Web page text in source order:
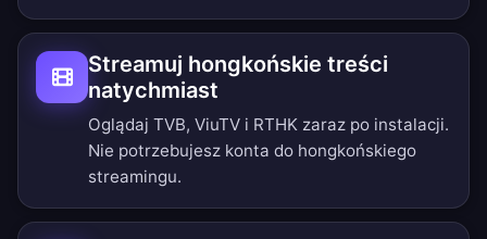
Streamuj hongkońskie treści
natychmiast
Oglądaj TVB, ViuTV i RTHK zaraz po instalacji.
Nie potrzebujesz konta do hongkońskiego
streamingu.